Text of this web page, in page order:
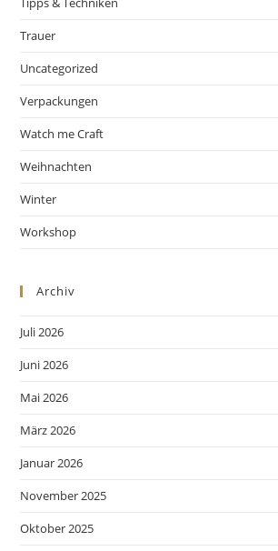
Trauer
Uncategorized
Verpackungen
Watch me Craft
Weihnachten
Winter
Workshop
Archiv
Juli 2026
Juni 2026
Mai 2026
März 2026
Januar 2026
November 2025
Oktober 2025